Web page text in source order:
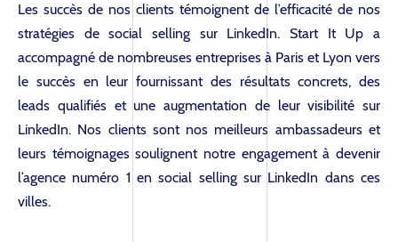
Les succès de nos clients témoignent de l’efficacité de nos
stratégies de social selling sur LinkedIn. Start It Up a
accompagné de nombreuses entreprises à Paris et Lyon vers
le succès en leur fournissant des résultats concrets, des
leads qualifiés et une augmentation de leur visibilité sur
LinkedIn. Nos clients sont nos meilleurs ambassadeurs et
leurs témoignages soulignent notre engagement à devenir
l’agence numéro 1 en social selling sur LinkedIn dans ces
villes.